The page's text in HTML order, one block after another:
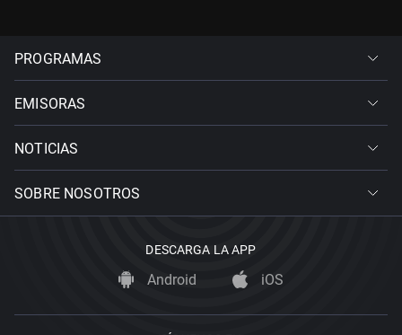
PROGRAMAS
EMISORAS
NOTICIAS
SOBRE NOSOTROS
DESCARGA LA APP
Android iOS